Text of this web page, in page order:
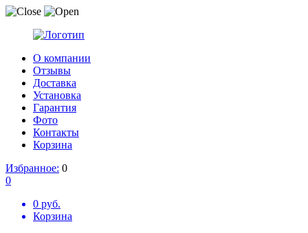
О компании
Отзывы
Доставка
Установка
Гарантия
Фото
Контакты
Корзина
Избранное: 0
0
0 руб.
Корзина